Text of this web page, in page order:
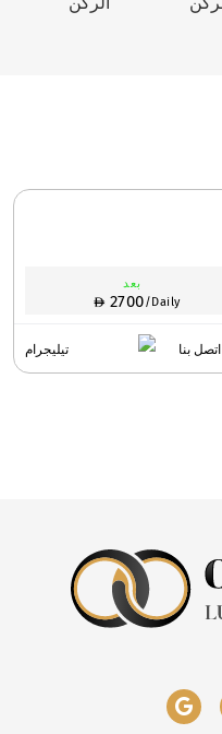
بعد
2700/Daily
اتصل بنا تيليجرام